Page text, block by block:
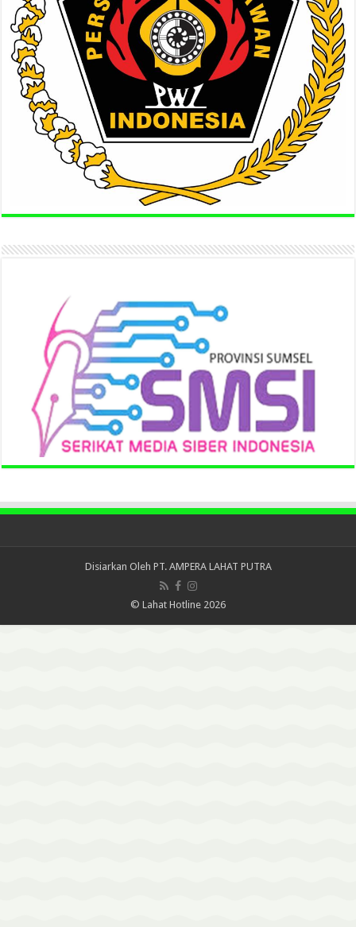
Disiarkan Oleh PT. AMPERA LAHAT PUTRA
© Lahat Hotline 2026